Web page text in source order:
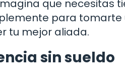
que necesitas
para tomarte
tu mejor aliada.
sin sueldo